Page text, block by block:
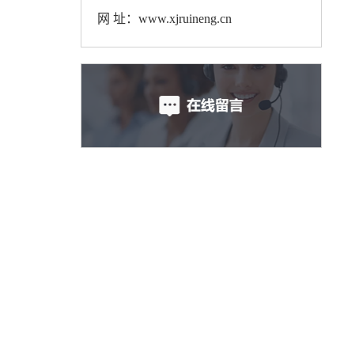
网 址：www.xjruineng.cn